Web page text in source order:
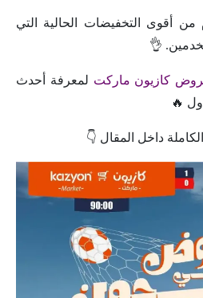
أقوى التخفيضات الحالية التي
👌
كازيون ماركت لمعرفة أحدث
🔥
داخل المقال 👇